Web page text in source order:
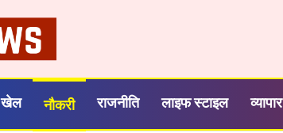
खेल नौकरी राजनीति लाइफ स्टाइल व्यापार